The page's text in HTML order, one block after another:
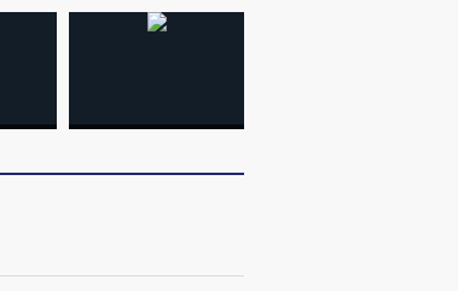
128毫米 紧急转移近
雨 3小时累计雨量超80毫